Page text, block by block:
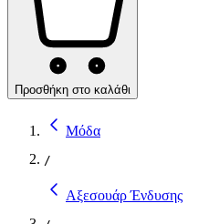
Προσθήκη στο καλάθι
Μόδα
/
Αξεσουάρ Ένδυσης